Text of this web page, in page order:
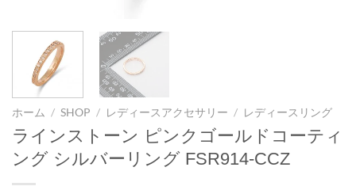
ホーム / SHOP / レディースアクセサリー / レディースリング
ラインストーン ピンクゴールドコーティ
ング シルバーリング FSR914-CCZ